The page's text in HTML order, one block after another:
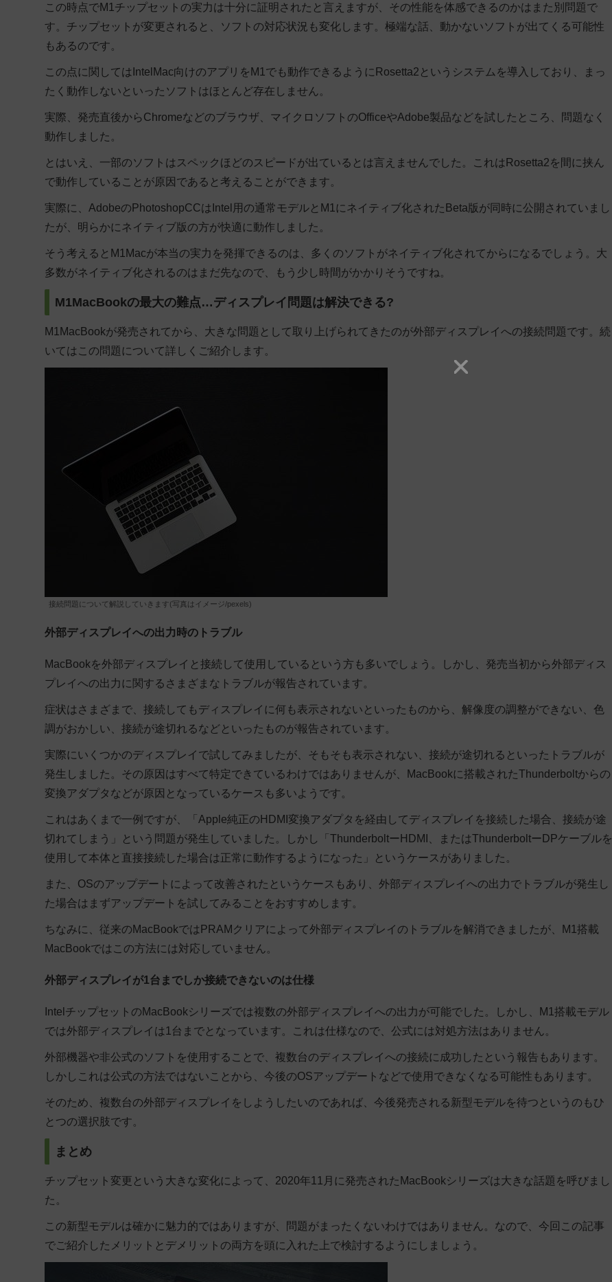
この時点でM1チップセットの実力は十分に証明されたと言えますが、その性能を体感できるのかはまた別問題で
す。チップセットが変更されると、ソフトの対応状況も変化します。極端な話、動かないソフトが出てくる可能性
もあるのです。
この点に関してはIntelMac向けのアプリをM1でも動作できるようにRosetta2というシステムを導入しており、まっ
たく動作しないといったソフトはほとんど存在しません。
実際、発売直後からChromeなどのブラウザ、マイクロソフトのOfficeやAdobe製品などを試したところ、問題なく
動作しました。
とはいえ、 一部のソフトはスペックほどのスピードが出ているとは言えませんでした。これは Rosetta2を間に挟ん
で動作していることが原因 であると考えることができます。
実際に、AdobeのPhotoshopCCはIntel用の通常モデルとM1にネイティブ化されたBeta版が同時に公開されていまし
たが、明らかにネイティブ版の方が快適に動作しました。
そう考えると M1Macが本当の実力を発揮できるのは、多くのソフトがネイティブ化されてからになるでしょう。大
多数がネイティブ化されるのはまだ先なので、もう少し時間がかかりそうですね。
M1MacBookの最大の難点…ディスプレイ問題は解決できる?
M1MacBookが発売されてから、大きな問題として取り上げられてきたのが外部ディスプレイへの接続問題です。続
いてはこの問題について詳しくご紹介します。
接続問題について解説していきます(写真はイメージ/pexels)
外部ディスプレイへの出力時のトラブル
MacBookを外部ディスプレイと接続して使用しているという方も多いでしょう。しかし、発売当初から外部ディス
プレイへの出力に関するさまざまなトラブルが報告されています。
症状はさまざまで、接続してもディスプレイに何も表示されないといったものから、解像度の調整ができない、色
調がおかしい、接続が途切れるなどといったものが報告されています。
実際にいくつかのディスプレイで試してみましたが、そもそも表示されない、接続が途切れるといったトラブルが
発生 しました。その原因はすべて特定できているわけではありませんが、
MacBookに搭載されたThunderboltからの
変換アダプタなどが原因となっているケースも多い ようです。
これはあくまで一例ですが、「Apple純正のHDMI変換アダプタを経由してディスプレイを接続した場合、接続が途
切れてしまう」という問題が発生していました。しかし「ThunderboltーHDMI、またはThunderboltーDPケーブルを
使用して本体と直接接続した場合は正常に動作するようになった」というケースがありました。
また、 OSのアップデートによって改善されたというケースもあり、外部ディスプレイへの出力でトラブルが発生し
た場合はまずアップデートを試してみることをおすすめします。
ちなみに、従来のMacBookではPRAMクリアによって外部ディスプレイのトラブルを解消できましたが、M1搭載
MacBookではこの方法には対応していません。
外部ディスプレイが1台までしか接続できないのは仕様
IntelチップセットのMacBookシリーズでは複数の外部ディスプレイへの出力が可能でした。しかし、M1搭載モデル
では外部ディスプレイは1台までとなっています。これは仕様なので、公式には対処方法はありません。
外部機器や非公式のソフトを使用することで、複数台のディスプレイへの接続に成功したという報告もあります。
しかしこれは公式の方法ではないことから、今後のOSアップデートなどで使用できなくなる可能性もあります。
そのため、複数台の外部ディスプレイをしようしたいのであれば、今後発売される新型モデルを待つというのもひ
とつの選択肢です。
まとめ
チップセット変更という大きな変化によって、2020年11月に発売されたMacBookシリーズは大きな話題を呼びまし
た。
この新型モデルは確かに魅力的ではありますが、問題がまったくないわけではありません。なので、今回この記事
でご紹介したメリットとデメリットの両方を頭に入れた上で検討するようにしましょう。